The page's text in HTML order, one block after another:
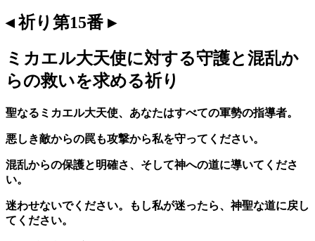
◂ 祈り第15番 ▸
ミカエル大天使に対する守護と混乱か
らの救いを求める祈り
聖なるミカエル大天使、あなたはすべての軍勢の指導者。
悪しき敵からの罠も攻撃から私を守ってください。
混乱からの保護と明確さ、そして神への道に導いてくださ
い。
迷わせないでください。もし私が迷ったら、神聖な道に戻し
てください。